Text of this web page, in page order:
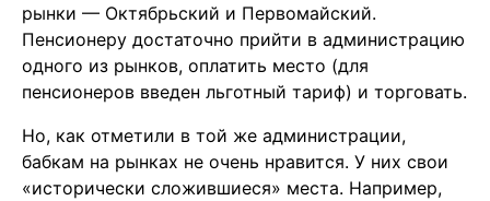
рынки — Октябрьский и Первомайский.
Пенсионеру достаточно прийти в администрацию
одного из рынков, оплатить место (для
пенсионеров введен льготный тариф) и торговать.
Но, как отметили в той же администрации,
бабкам на рынках не очень нравится. У них свои
«исторически сложившиеся» места. Например,